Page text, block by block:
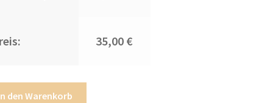
35,00 €
den Warenkorb